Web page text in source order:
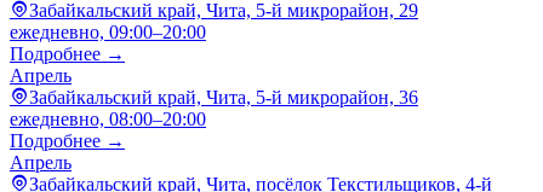
Забайкальский край, Чита, 5-й микрорайон, 29
ежедневно, 09:00–20:00
Подробнее →
Апрель
Забайкальский край, Чита, 5-й микрорайон, 36
ежедневно, 08:00–20:00
Подробнее →
Апрель
Забайкальский край, Чита, посёлок Текстильщиков, 4-й